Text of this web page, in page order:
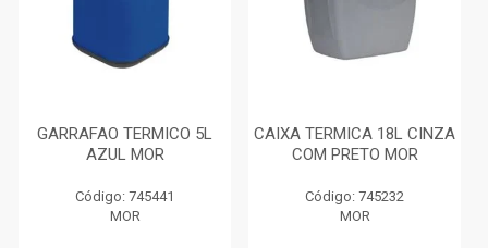
GARRAFAO TERMICO 5L
AZUL MOR
Código: 745441
MOR
CAIXA TERMICA 18L CINZA
COM PRETO MOR
Código: 745232
MOR